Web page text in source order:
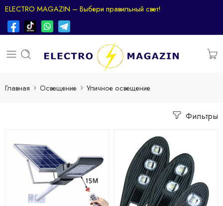
ELECTRO MAGAZIN – Выбери правильный свет!
Главная Освещение Уличное освещение
Фильтры